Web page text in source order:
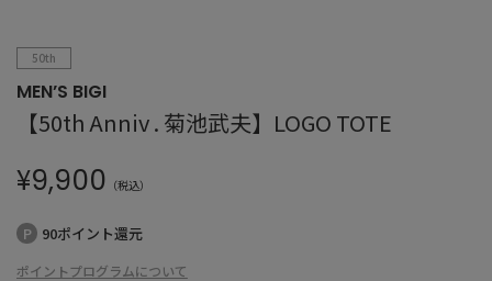
50th
MEN’S BIGI
【50th Anniv . 菊池武夫】LOGO TOTE
¥9,900 （税込）
90ポイント還元
ポイントプログラムについて